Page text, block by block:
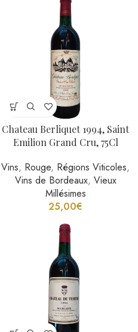
Chateau Berliquet 1994, Saint
Emilion Grand Cru, 75Cl
Vins, Rouge, Régions Viticoles,
Vins de Bordeaux, Vieux
Millésimes
25,00€